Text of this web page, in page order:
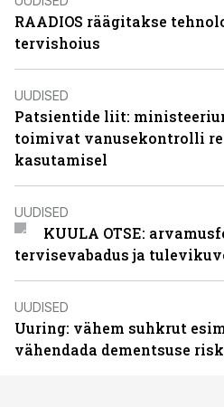
RAADIOS räägitakse
tervishoius
UUDISED
Patsientide liit:
toimivat vanusekontrolli
kasutamisel
UUDISED
KUULA OTSE:
tervisevabadus ja
UUDISED
Uuring: vähem suhkrut
vähendada dementsuse